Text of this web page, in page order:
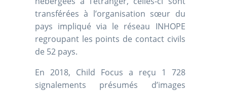
transférées à l’organisation sœur du
pays impliqué via le réseau INHOPE
regroupant les points de contact civils
de 52 pays.
En 2018, Child Focus a reçu 1 728
signalements présumés d’images